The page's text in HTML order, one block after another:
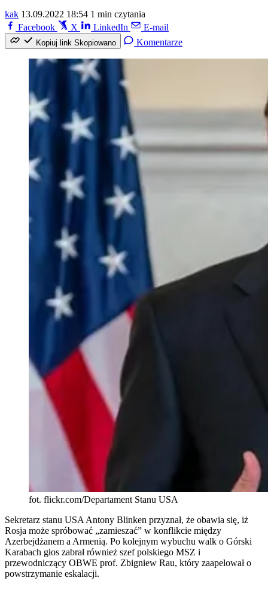
kak 13.09.2022 18:54 1 min czytania
Facebook
X LinkedIn E-mail
Kopiuj link Skopiowano Komentarze
fot. flickr.com/Departament Stanu USA
Sekretarz stanu USA Antony Blinken przyznał, że obawia się, iż
Rosja może spróbować „zamieszać” w konflikcie między
Azerbejdżanem a Armenią. Po kolejnym wybuchu walk o Górski
Karabach głos zabrał również szef polskiego MSZ i
przewodniczący OBWE prof. Zbigniew Rau, który zaapelował o
powstrzymanie eskalacji.